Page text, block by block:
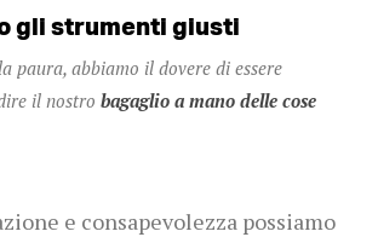
gli strumenti giusti
paura, abbiamo il dovere di essere
il nostro bagaglio a mano delle cose
e consapevolezza possiamo